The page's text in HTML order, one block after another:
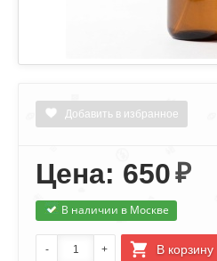
Добавить в избранное
Цена: 650₽
В наличии в Москве